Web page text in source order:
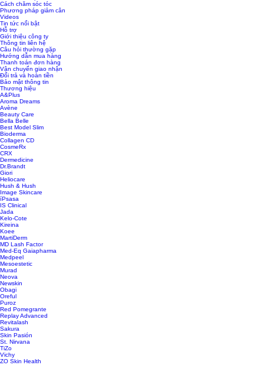
Cách chăm sóc tóc
Phương pháp giảm cân
Videos
Tin tức nổi bật
Hỗ trợ
Giới thiệu công ty
Thông tin liên hệ
Câu hỏi thường gặp
Hướng dẫn mua hàng
Thanh toán đơn hàng
Vận chuyển giao nhận
Đổi trả và hoàn tiền
Bảo mật thông tin
Thương hiệu
A&Plus
Aroma Dreams
Avène
Beauty Care
Bella Belle
Best Model Slim
Bioderma
Collagen CD
CosmeRx
CRX
Dermedicine
Dr.Brandt
Giori
Heliocare
Hush & Hush
Image Skincare
íPsasa
IS Clinical
Jada
Kelo-Cote
Kireina
Koee
MartiDerm
MD Lash Factor
Med-Eq Gaiapharma
Medpeel
Mesoestetic
Murad
Neova
Newskin
Obagi
Oreful
Puroz
Red Pomegrante
Replay Advanced
Revitalash
Sakura
Skin Pasión
St. Nirvana
TiZo
Vichy
ZO Skin Health